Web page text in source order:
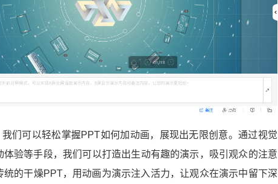
们可以轻松掌握PPT如何加动画，展现出无限创意。通过视觉
验等手段，我们可以打造出生动有趣的演示，吸引观众的注意
的干燥PPT，用动画为演示注入活力，让观众在演示中留下深